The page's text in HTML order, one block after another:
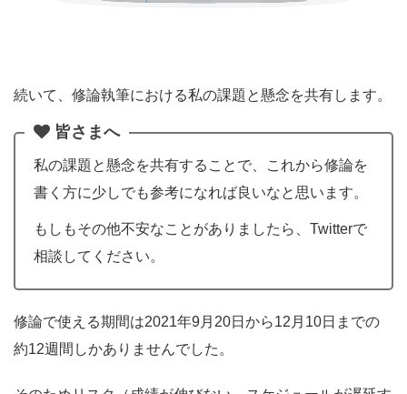
続いて、修論執筆における私の課題と懸念を共有します。
皆さまへ
私の課題と懸念を共有することで、これから修論を
書く方に少しでも参考になれば良いなと思います。
もしもその他不安なことがありましたら、Twitterで
相談してください。
修論で使える期間は2021年9月20日から12月10日までの
約12週間しかありませんでした。